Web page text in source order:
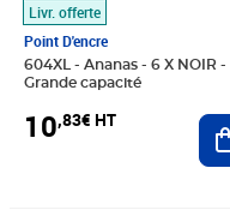
Livr. offerte
Point D'encre
604XL - Ananas - 6 X NOIR -
Grande capacité
10,83€ HT